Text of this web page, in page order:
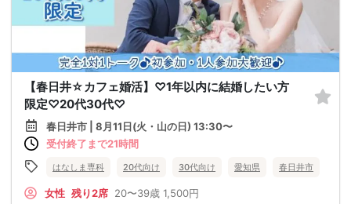
【春日井☆カフェ婚活】♡1年以内に結婚したい方
限定♡20代30代♡
春日井市 | 8月11日(火・山の日) 13:30〜
受付終了まで21時間
はなしま専科 20代向け 30代向け 愛知県 春日井市
女性 残り2席 20〜39歳 1,500円